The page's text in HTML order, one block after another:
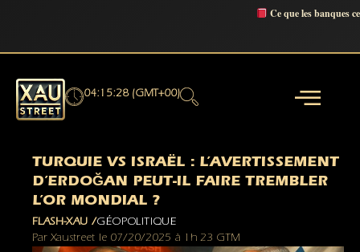
Ce que les banques
04:15:29 (GMT+00)
TURQUIE VS ISRAËL : L’AVERTISSEMENT
D’ERDOĞAN PEUT-IL FAIRE TREMBLER
L’OR MONDIAL ?
FLASH-XAU /GÉOPOLITIQUE
Par Xaustreet le 07/20/2025 à 1h 23 GTM